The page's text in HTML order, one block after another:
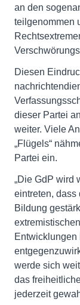
an den
teilgenommen
Diesen
dieser Partei
weiter. Viele
„Flügels“
Partei ein.
„Die GdP wird
eintreten, dass
Bildung
Entwicklungen
werde sich
das
jederzeit